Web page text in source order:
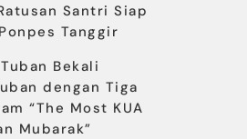
Santri Siap
Tanggir
Bekali
dengan Tiga
“The Most KUA
Mubarak”